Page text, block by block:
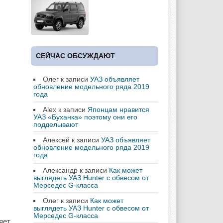
СЕЙЧАС ОБСУЖДАЮТ
Олег к записи УАЗ объявляет
обновление модельного ряда 2019
года
Alex к записи Японцам нравится
УАЗ «Буханка» поэтому они его
подделывают
Алексей к записи УАЗ объявляет
обновление модельного ряда 2019
года
Александр к записи Как может
выглядеть УАЗ Hunter с обвесом от
Мерседес G-класса
Олег к записи Как может
выглядеть УАЗ Hunter с обвесом от
Мерседес G-класса